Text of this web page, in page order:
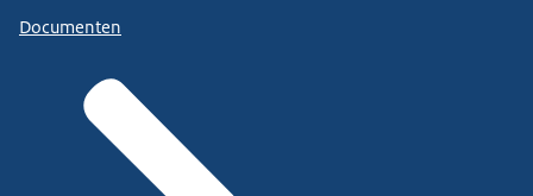
Documenten